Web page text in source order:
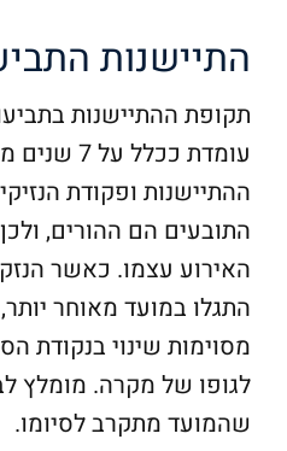
התיישנות
תקופת ההתיישנות
עומדת
ההתיישנות ופקודת
התובעים הם ההורים,
האירוע עצמו. כאשר
התגלו במועד מאוחר
מסוימות שינוי בנקודת
לגופו של מקרה. מומלץ
שהמועד מתקרב לסיומו.